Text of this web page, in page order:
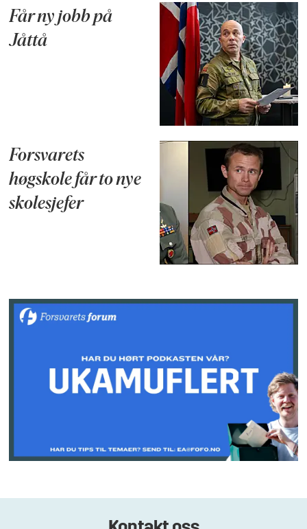
Får ny jobb på
Jåttå
Forsvarets
høgskole får to nye
skolesjefer